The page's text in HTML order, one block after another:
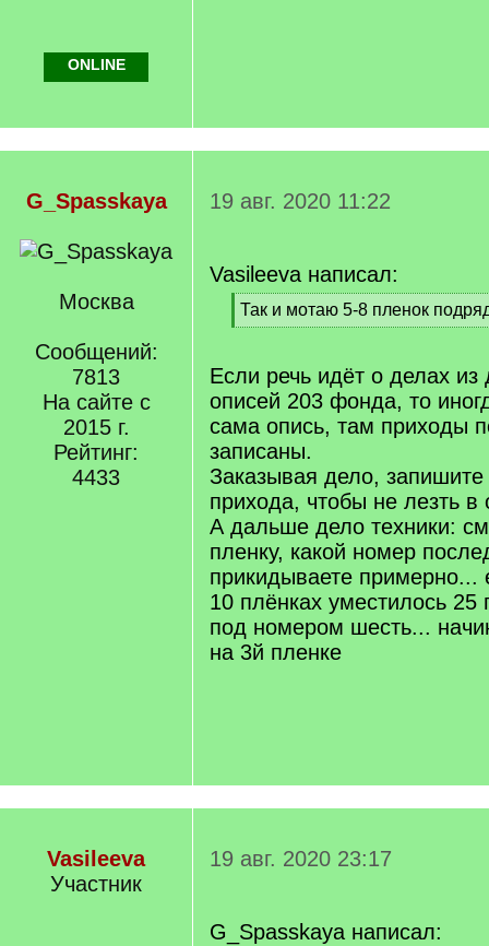
ONLINE
G_Spasskaya
Москва
Сообщений:
7813
На сайте с
2015 г.
Рейтинг:
4433
19 авг. 2020 11:22
Vasileeva написал:
[
q
Так и мотаю 5-8 пленок
[
q
]
Если речь идёт о делах
описей 203 фонда, то
сама опись, там приходы
записаны.
Заказывая дело,
прихода, чтобы не лезть в
А дальше дело техники:
пленку, какой номер
прикидываете примерно...
10 плёнках уместилось
под номером шесть...
на 3й пленке
Vasileeva
Участник
19 авг. 2020 23:17
G_Spasskaya написал: